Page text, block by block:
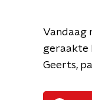
Vandaag
geraakte
Geerts,